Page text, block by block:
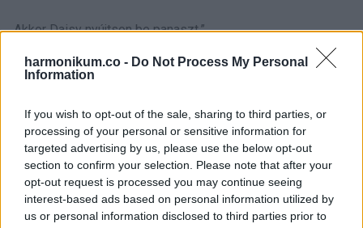
harmonikum.co - Do Not Process My Personal
Information
If you wish to opt-out of the sale, sharing to third parties, or
processing of your personal or sensitive information for
targeted advertising by us, please use the below opt-out
section to confirm your selection. Please note that after your
opt-out request is processed you may continue seeing
interest-based ads based on personal information utilized by
us or personal information disclosed to third parties prior to
„Akkor Daisy nyújtson be panaszt.”
Felnevetett, és valami köztünk egy pillanatra oldódott.
A hónapokból évek lettek. Elvittem őt orvoshoz. Ő
megjavította a hátsó kapu kilazult zsanérját. Én kiváltottam a
gyógyszereit. Ő leült velem a tornácra, amikor a ház túl
csöndesnek tűnt.
Egy rövid kórházi tartózkodás után egy nővér megkérdezte